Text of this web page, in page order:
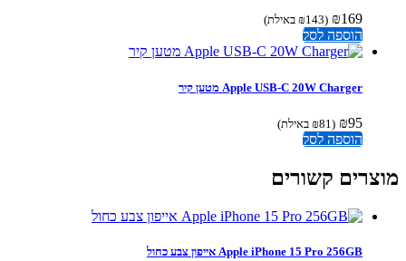
₪
(
₪ 143 באילת)
הוספה לסל
Apple USB-C 20W Charger מטען קיר
(
₪81 באילת)
הוספה לסל
קשורים
Apple iPhone 15 Pro 256GB אייפון צבע כחול